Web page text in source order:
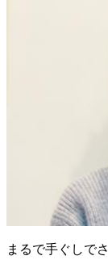
まるで手ぐしで